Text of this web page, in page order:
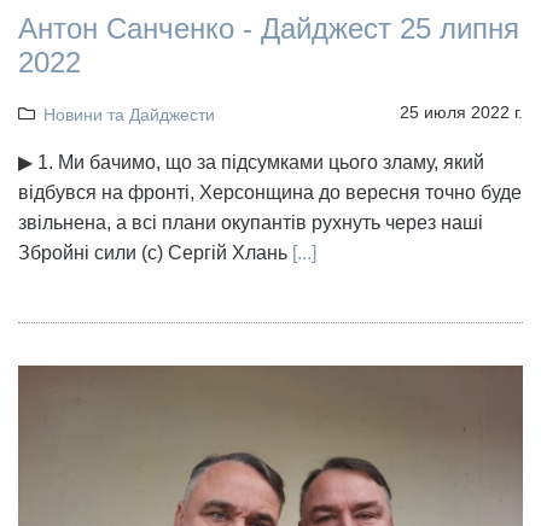
Антон Санченко - Дайджест 25 липня
2022
Новини та Дайджести 25 июля 2022 г.
▶ 1. Ми бачимо, що за підсумками цього зламу, який
відбувся на фронті, Херсонщина до вересня точно буде
звільнена, а всі плани окупантів рухнуть через наші
Збройні сили (с) Сергій Хлань [...]